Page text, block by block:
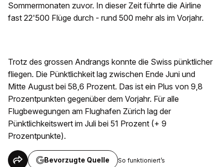
Sommermonaten zuvor. In dieser Zeit führte die Airline
fast 22'500 Flüge durch - rund 500 mehr als im Vorjahr.
Trotz des grossen Andrangs konnte die Swiss pünktlicher
fliegen. Die Pünktlichkeit lag zwischen Ende Juni und
Mitte August bei 58,6 Prozent. Das ist ein Plus von 9,8
Prozentpunkten gegenüber dem Vorjahr. Für alle
Flugbewegungen am Flughafen Zürich lag der
Pünktlichkeitswert im Juli bei 51 Prozent (+ 9
Prozentpunkte).
Bevorzugte Quelle So funktioniert’s